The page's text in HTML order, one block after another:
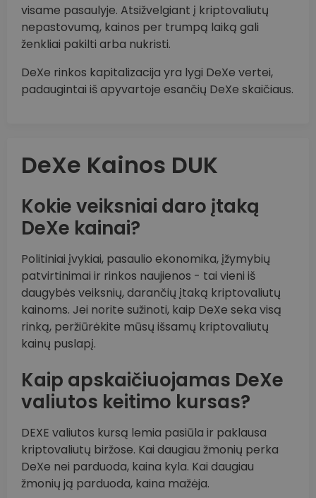
visame pasaulyje. Atsižvelgiant į kriptovaliutų
nepastovumą, kainos per trumpą laiką gali
ženkliai pakilti arba nukristi.
DeXe rinkos kapitalizacija yra lygi DeXe vertei,
padaugintai iš apyvartoje esančių DeXe skaičiaus.
DeXe Kainos DUK
Kokie veiksniai daro įtaką
DeXe kainai?
Politiniai įvykiai, pasaulio ekonomika, įžymybių
patvirtinimai ir rinkos naujienos - tai vieni iš
daugybės veiksnių, darančių įtaką kriptovaliutų
kainoms. Jei norite sužinoti, kaip DeXe seka visą
rinką, peržiūrėkite mūsų išsamų kriptovaliutų
kainų puslapį.
Kaip apskaičiuojamas DeXe
valiutos keitimo kursas?
DEXE valiutos kursą lemia pasiūla ir paklausa
kriptovaliutų biržose. Kai daugiau žmonių perka
DeXe nei parduoda, kaina kyla. Kai daugiau
žmonių ją parduoda, kaina mažėja.